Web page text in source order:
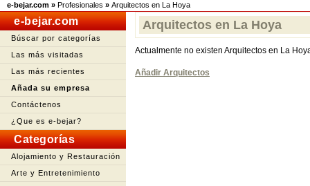
e-bejar.com » Profesionales » Arquitectos en La Hoya
e-bejar.com
Búscar por categorías
Las más visitadas
Las más recientes
Añada su empresa
Contáctenos
¿Que es e-bejar?
Categorías
Alojamiento y Restauración
Arte y Entretenimiento
Arquitectos en La Hoya
Actualmente no existen Arquitectos en La
Añadir Arquitectos